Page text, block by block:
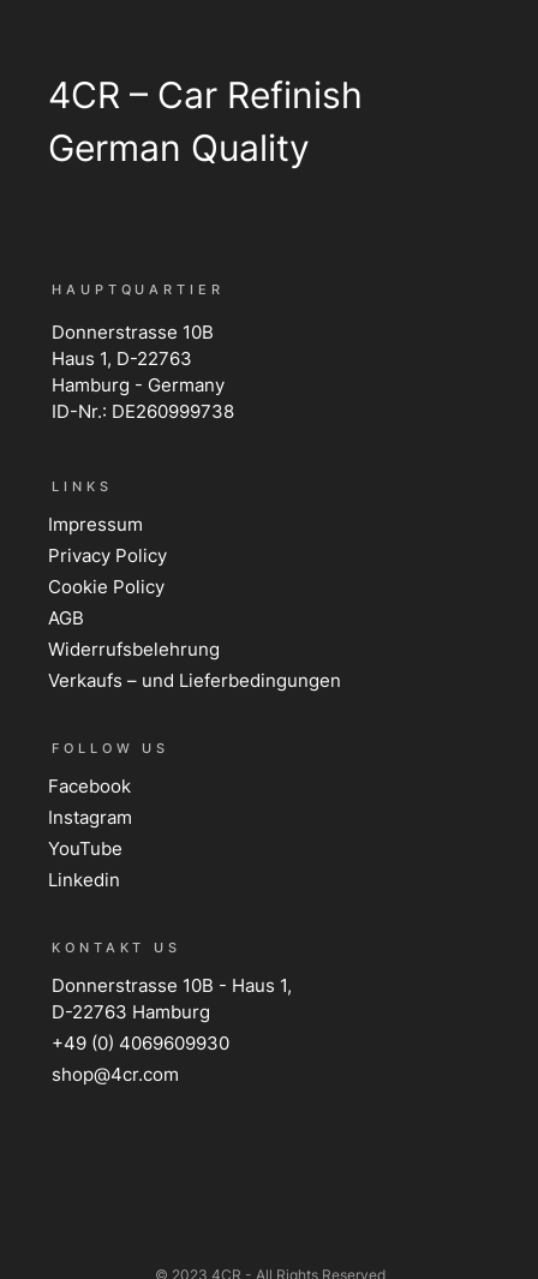
4CR – Car Refinish
German Quality
HAUPTQUARTIER
Donnerstrasse 10B
Haus 1, D-22763
Hamburg - Germany
ID-Nr.: DE260999738
LINKS
Impressum
Privacy Policy
Cookie Policy
AGB
Widerrufsbelehrung
Verkaufs – und Lieferbedingungen
FOLLOW US
Facebook
Instagram
YouTube
Linkedin
KONTAKT US
Donnerstrasse 10B - Haus 1,
D-22763 Hamburg
+49 (0) 4069609930
shop@4cr.com
© 2023 4CR - All Rights Reserved